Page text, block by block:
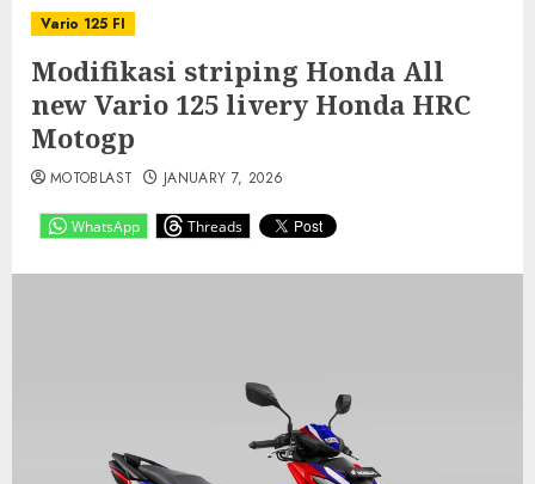
Vario 125 FI
Modifikasi striping Honda All
new Vario 125 livery Honda HRC
Motogp
WhatsApp Threads
MOTOBLAST JANUARY 7, 2026